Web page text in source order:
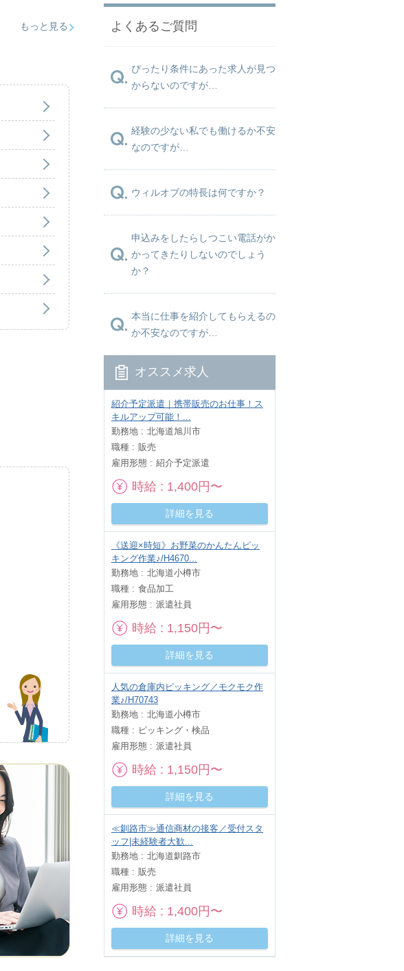
もっと見る よくあるご質問
ぴったり条件にあった求人が見つ
からないのですが…
経験の少ない私でも働けるか不安
なのですが…
ウィルオブの特長は何ですか？
申込みをしたらしつこい電話がか
かってきたりしないのでしょう
か？
本当に仕事を紹介してもらえるの
か不安なのですが…
オススメ求人
紹介予定派遣｜携帯販売のお仕事！ス
キルアップ可能！...
勤務地
北海道旭川市
職種
販売
雇用形態
紹介予定派遣
時給 1,400円〜
詳細を見る
《送迎×時短》お野菜のかんたんピッ
キング作業♪/H4670...
勤務地
北海道小樽市
職種
食品加工
雇用形態
派遣社員
時給 1,150円〜
詳細を見る
人気の倉庫内ピッキング／モクモク作
業♪/H70743
勤務地
北海道小樽市
職種
ピッキング・検品
雇用形態
派遣社員
時給 1,150円〜
詳細を見る
≪釧路市≫通信商材の接客／受付スタ
ッフ|未経験者大歓...
勤務地
北海道釧路市
職種
販売
雇用形態
派遣社員
時給 1,400円〜
詳細を見る